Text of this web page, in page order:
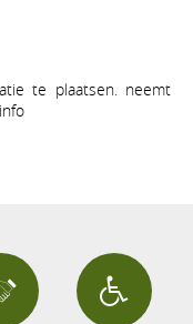
te plaatsen. neemt